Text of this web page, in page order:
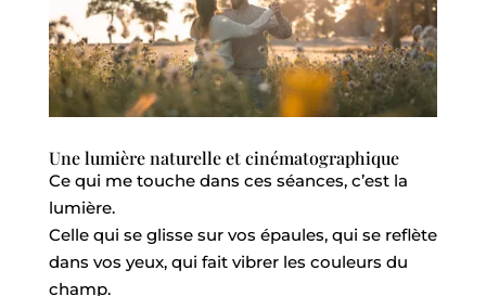
Une lumière naturelle et cinématographique
Ce qui me touche dans ces séances, c’est la
lumière.
Celle qui se glisse sur vos épaules, qui se reflète
dans vos yeux, qui fait vibrer les couleurs du
champ.